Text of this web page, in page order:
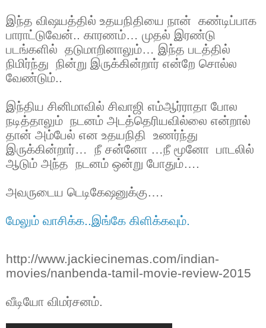
இந்த விஷயத்தில் உதயநிதியை நான் கண்டிப்பாக
பாராட்டுவேன்.. காரணம்… முதல் இரண்டு
படங்களில் தடுமாறினாலும்… இந்த படத்தில்
நிமிர்ந்து நின்று இருக்கின்றார் என்றே சொல்ல
வேண்டும்..
இந்திய சினிமாவில் சிவாஜி எம்ஆர்ராதா போல
நடித்தாலும் நடனம் அடத்தெரியவில்லை என்றால்
தான் அம்பேல் என உதயநிதி உணர்ந்து
இருக்கின்றார்… நீ சன்னோ …நீ மூனோ பாடலில்
ஆடும் அந்த நடனம் ஒன்று போதும்….
அவருடைய டெடிகேஷனுக்கு….
மேலும் வாசிக்க..இங்கே கிளிக்கவும்.
http://www.jackiecinemas.com/indian-
movies/nanbenda-tamil-movie-review-2015
வீடியோ விமர்சனம்.